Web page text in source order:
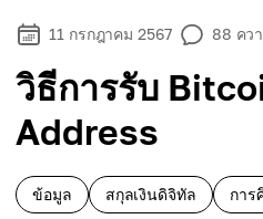
11 กรกฎาคม 2567 88 คว
วิธีการรับ
Address
ข้อมูล สกุลเงินดิจิทัล การ